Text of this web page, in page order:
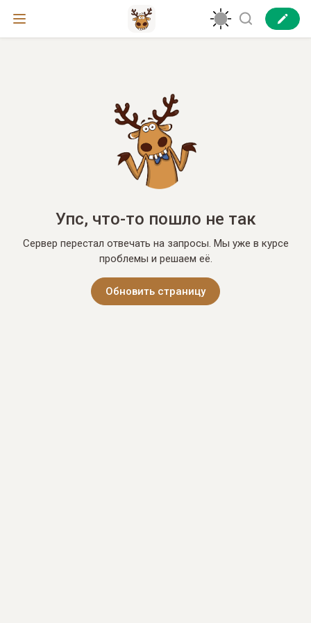
Упс, что-то пошло не так
Сервер перестал отвечать на запросы. Мы уже в курсе
проблемы и решаем её.
Обновить страницу